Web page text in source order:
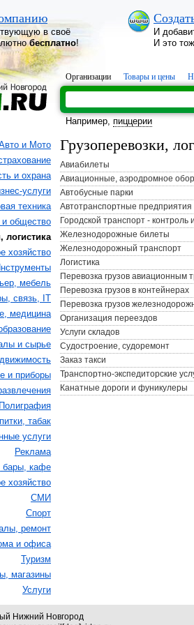
в своё
бесплатно!
И
И это
Организации Товары и цены
Например, пиццерии
и Мото
и охрана
услуги
техника
и общество
логистика
хозяйство
мебель
связь, IT
медицина
и сырье
и приборы
Полиграфия
табак
услуги
Реклама
бары, кафе
хозяйство
СМИ
Спорт
ремонт
и офиса
Туризм
магазины
Услуги
Грузоперевозки,
Авиабилеты
Авиационные, аэродромное
Автобусные парки
Автотранспортные предприятия
Городской транспорт - контроль
Железнодорожные билеты
Железнодорожный транспорт
Логистика
Перевозка грузов авиационным
Перевозка грузов в контейнерах
Перевозка грузов
Организация переездов
Услуги складов
Судостроение, судоремонт
Заказ такси
Транспортно-экспедиторские
Канатные дороги и фуникулеры
Нижний Новгород